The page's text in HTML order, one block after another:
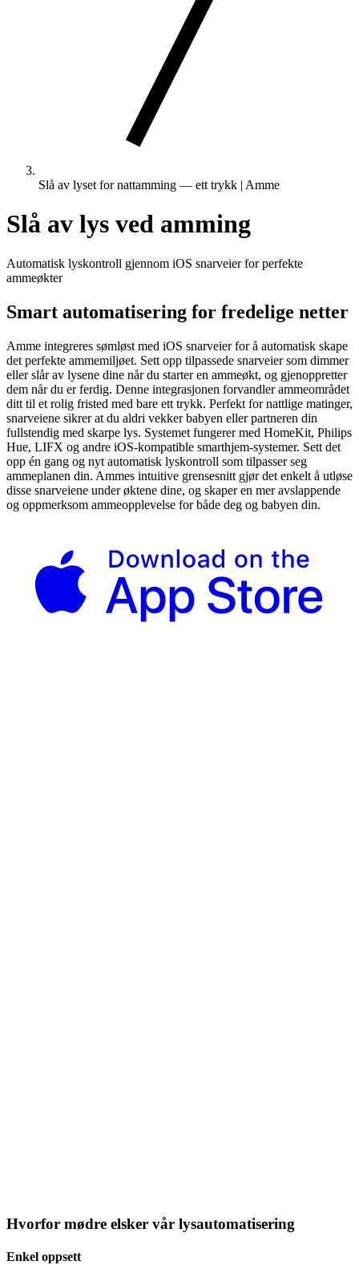
Slå av lyset for nattamming — ett trykk | Amme
Slå av lys ved amming
Automatisk lyskontroll gjennom iOS snarveier for perfekte
ammeøkter
Smart automatisering for fredelige netter
Amme integreres sømløst med iOS snarveier for å automatisk skape
det perfekte ammemiljøet. Sett opp tilpassede snarveier som dimmer
eller slår av lysene dine når du starter en ammeøkt, og gjenoppretter
dem når du er ferdig. Denne integrasjonen forvandler ammeområdet
ditt til et rolig fristed med bare ett trykk. Perfekt for nattlige matinger,
snarveiene sikrer at du aldri vekker babyen eller partneren din
fullstendig med skarpe lys. Systemet fungerer med HomeKit, Philips
Hue, LIFX og andre iOS-kompatible smarthjem-systemer. Sett det
opp én gang og nyt automatisk lyskontroll som tilpasser seg
ammeplanen din. Ammes intuitive grensesnitt gjør det enkelt å utløse
disse snarveiene under øktene dine, og skaper en mer avslappende
og oppmerksom ammeopplevelse for både deg og babyen din.
Hvorfor mødre elsker vår lysautomatisering
Enkel oppsett